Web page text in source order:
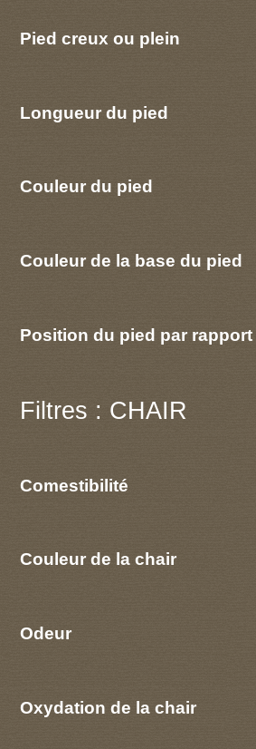
Pied creux ou plein
Longueur du pied
Couleur du pied
Couleur de la base du pied
Position du pied par
Filtres : CHAIR
Comestibilité
Couleur de la chair
Odeur
Oxydation de la chair